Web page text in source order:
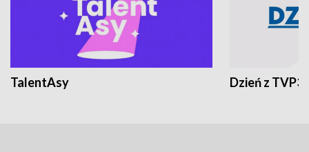
TalentAsy Dzień z TVP3